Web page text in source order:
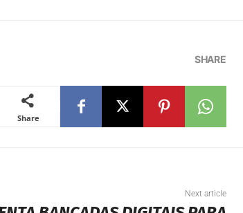
SHARE
Share
Next article